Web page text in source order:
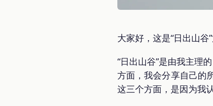
大家好，这是“日出山谷”
“日出山谷”是由我主理
方面，我会分享自己的
这三个方面，是因为我